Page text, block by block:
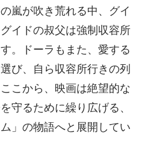
嵐が吹き荒れる中、グイ
イドの叔父は強制収容所
。ドーラもまた、愛する
び、自ら収容所行きの列
こから、映画は絶望的な
守るために繰り広げる、
」の物語へと展開してい